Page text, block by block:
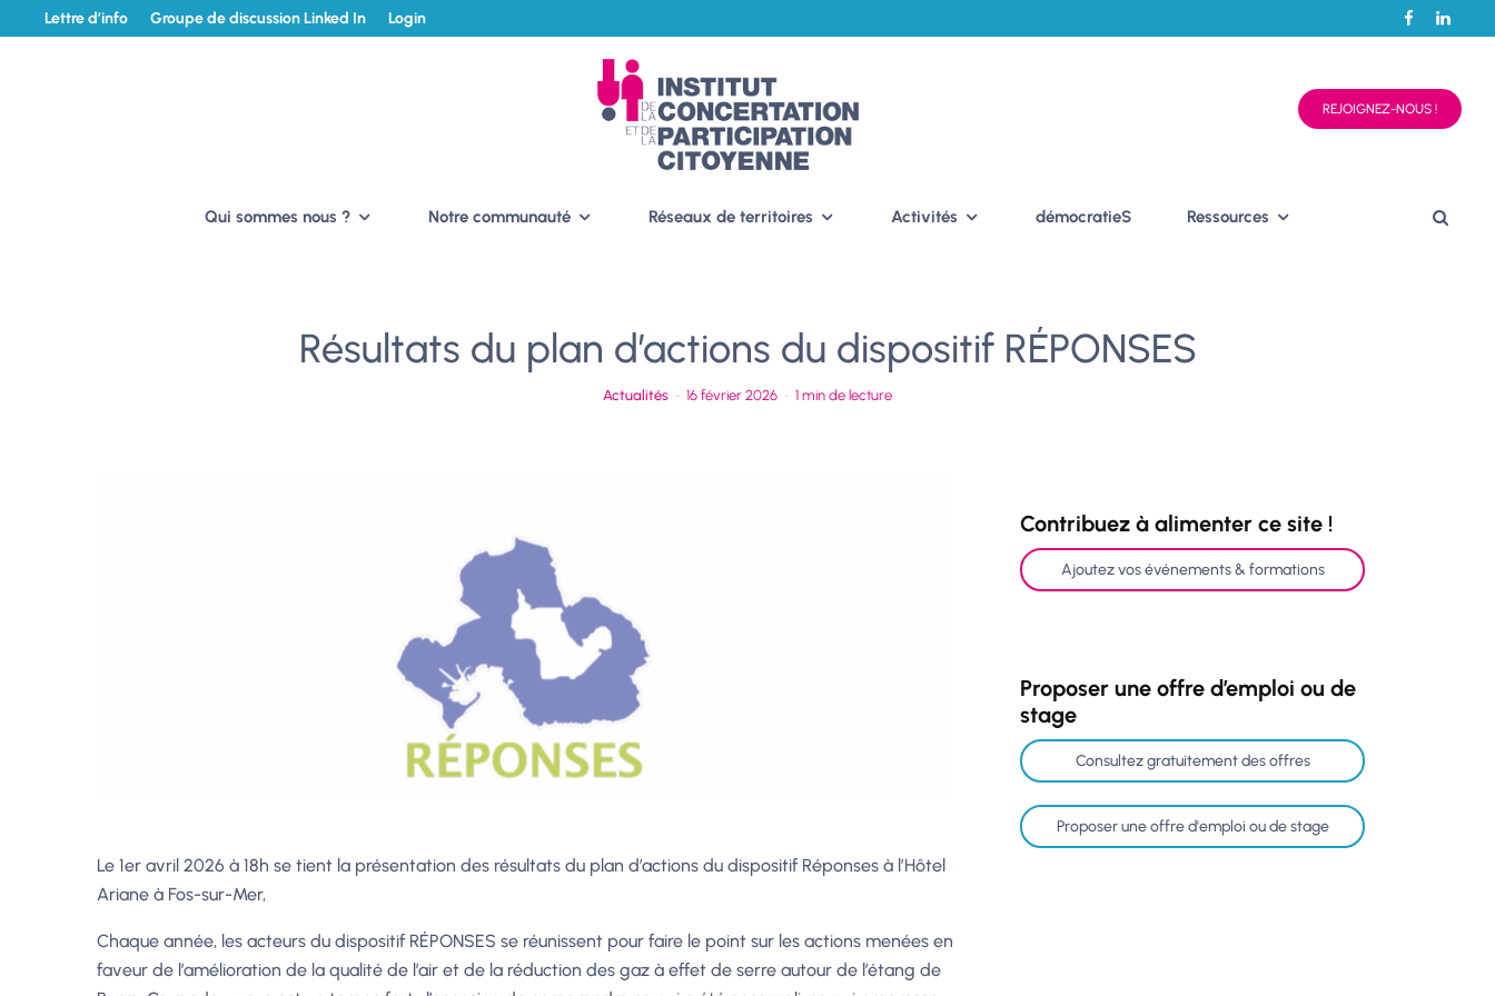
Lettre d’info Groupe de discussion Linked In Login
REJOIGNEZ-NOUS !
Qui sommes nous ? Notre communauté Réseaux de territoires Activités démocratieS Ressources
Résultats du plan d’actions du dispositif RÉPONSES
Actualités · 16 février 2026 · 1 min de lecture
Le 1er avril 2026 à 18h se tient la présentation des résultats du plan d’actions du dispositif Réponses à l’Hôtel
Ariane à Fos-sur-Mer,
Chaque année, les acteurs du dispositif RÉPONSES se réunissent pour faire le point sur les actions menées en
faveur de l’amélioration de la qualité de l’air et de la réduction des gaz à effet de serre autour de l’étang de
Contribuez à alimenter ce site !
Ajoutez vos événements & formations
Proposer une offre d’emploi ou de
stage
Consultez gratuitement des offres
Proposer une offre d'emploi ou de stage